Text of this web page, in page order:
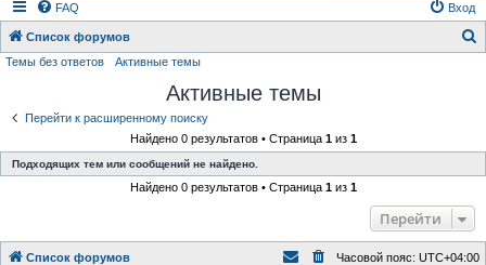
FAQ Вход
Список форумов
Темы без ответов Активные темы
Активные темы
Перейти к расширенному поиску
Найдено 0 результатов • Страница 1из 1
Подходящих тем или сообщений не найдено.
Найдено 0 результатов • Страница 1из 1
Перейти
Список форумов Часовой пояс: UTC+04:00